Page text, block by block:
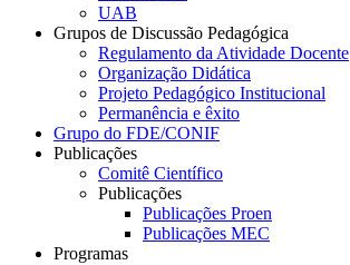
UAB
Grupos de Discussão Pedagógica
Regulamento da Atividade Docente
Organização Didática
Projeto Pedagógico Institucional
Permanência e êxito
Grupo do FDE/CONIF
Publicações
Comitê Científico
Publicações
Publicações Proen
Publicações MEC
Programas